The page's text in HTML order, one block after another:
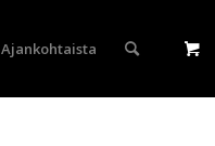
Ajankohtaista